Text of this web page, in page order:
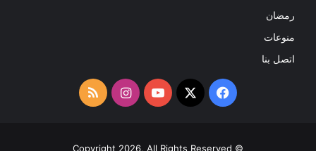
رمضان
منوعات
اتصل بنا
فيسبوك
‫X
‫YouTubeانستقرامملخص
© Copyright 2026, All Rights Reserved